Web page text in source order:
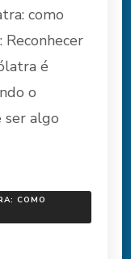
como
Reconhecer
é
o
ser algo
COMO